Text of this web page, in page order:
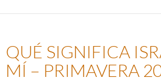
QUÉ SIGNIFICA
MÍ – PRIMAVERA